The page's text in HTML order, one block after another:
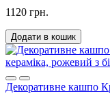
1120 грн.
Додати в кошик
Декоративне кашпо